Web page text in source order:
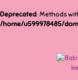
Deprecated: Methods
/home/u599978485/